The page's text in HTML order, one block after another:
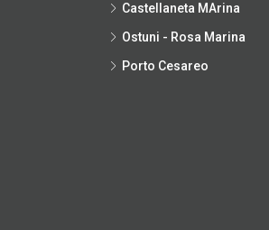
Castellaneta MArina
Ostuni - Rosa Marina
Porto Cesareo